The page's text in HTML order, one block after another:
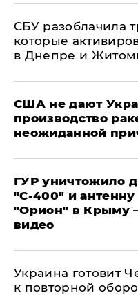
СБУ разоблачила
которые
в Днепре и
США не дают
производство
неожиданной
ГУР уничтожило
"С‑400" и
"Орион" в Крыму
видео
Украина готовит
к повторной